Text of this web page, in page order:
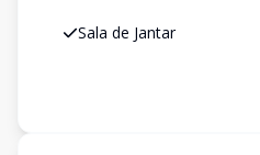
Sala de Jantar